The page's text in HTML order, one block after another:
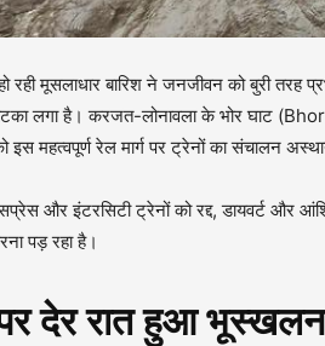
रही मूसलाधार बारिश ने जनजीवन को बुरी तरह
लगा है। करजत-लोनावला के भोर घाट
महत्वपूर्ण रेल मार्ग पर ट्रेनों का संचालन
और इंटरसिटी ट्रेनों को रद्द, डायवर्ट और
पड़ रहा है।
देर रात हुआ भूस्खलन